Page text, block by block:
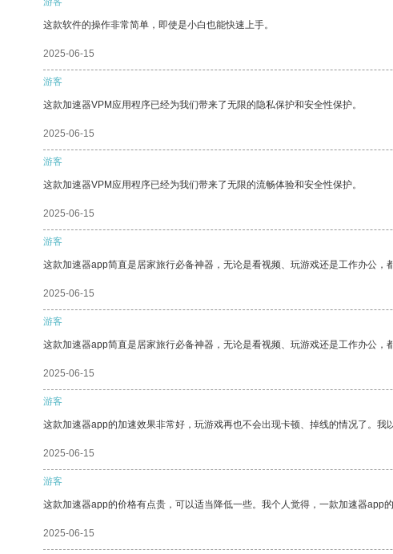
这款软件的操作非常简单，即使是小白也能快速上手。
2025-06-15
游客
这款加速器VPM应用程序已经为我们带来了无限的隐私保护和安全性保护。
2025-06-15
游客
这款加速器VPM应用程序已经为我们带来了无限的流畅体验和安全性保护。
2025-06-15
游客
这款加速器app简直是居家旅行必备神器，无论是看视频、玩游戏还是工作办公，
2025-06-15
游客
这款加速器app简直是居家旅行必备神器，无论是看视频、玩游戏还是工作办公
2025-06-15
游客
这款加速器app的加速效果非常好，玩游戏再也不会出现卡顿、掉线的情况了。我
2025-06-15
游客
这款加速器app的价格有点贵，可以适当降低一些。我个人觉得，一款加速器app
2025-06-15